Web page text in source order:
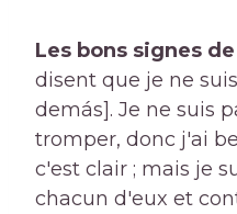
Les bons signes
disent que je ne
demás]. Je ne suis
tromper, donc j'ai
c'est clair ; mais je
chacun d'eux et